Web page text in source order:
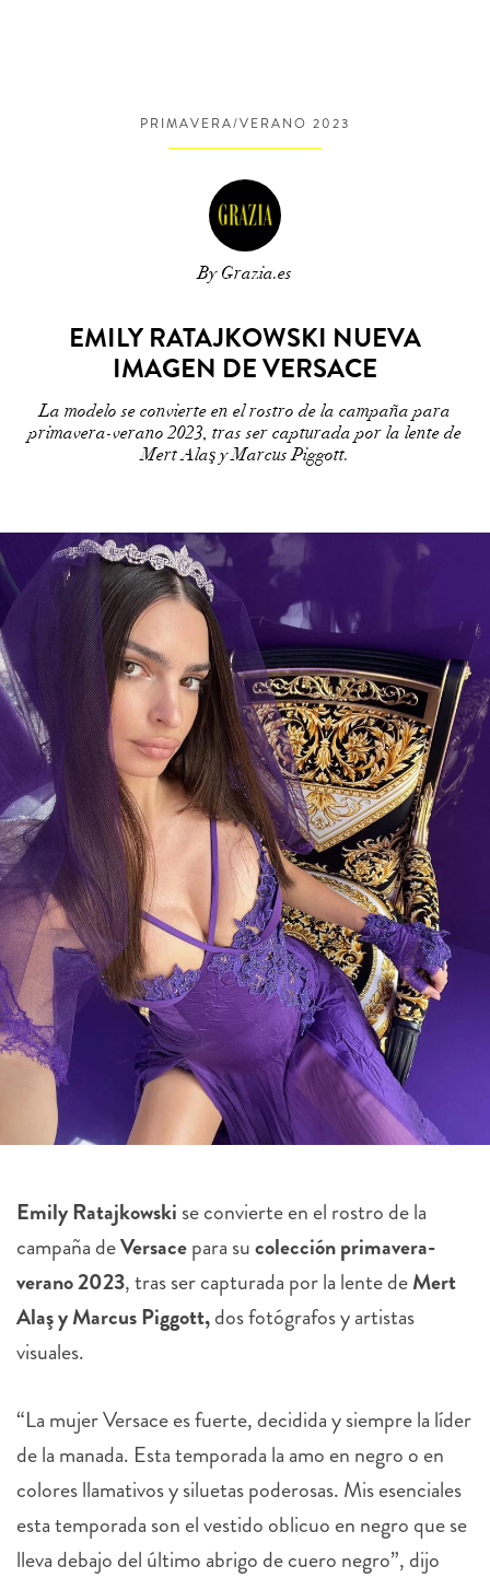
PRIMAVERA/VERANO 2023
By Grazia.es
EMILY RATAJKOWSKI NUEVA
IMAGEN DE VERSACE
La modelo se convierte en el rostro de la campaña para
primavera-verano 2023, tras ser capturada por la lente de
Mert Alaş y Marcus Piggott.
Emily Ratajkowski se convierte en el rostro de la
campaña deVersacepara sucolección primavera-
verano 2023, tras ser capturada por la lente deMert
Alaş y Marcus Piggott,dos fotógrafos y artistas
visuales.
“La mujer Versace es fuerte, decidida y siempre la líder
de la manada. Esta temporada la amo en negro o en
colores llamativos y siluetas poderosas. Mis esenciales
esta temporada son el vestido oblicuo en negro que se
lleva debajo del último abrigo de cuero negro”, dijo